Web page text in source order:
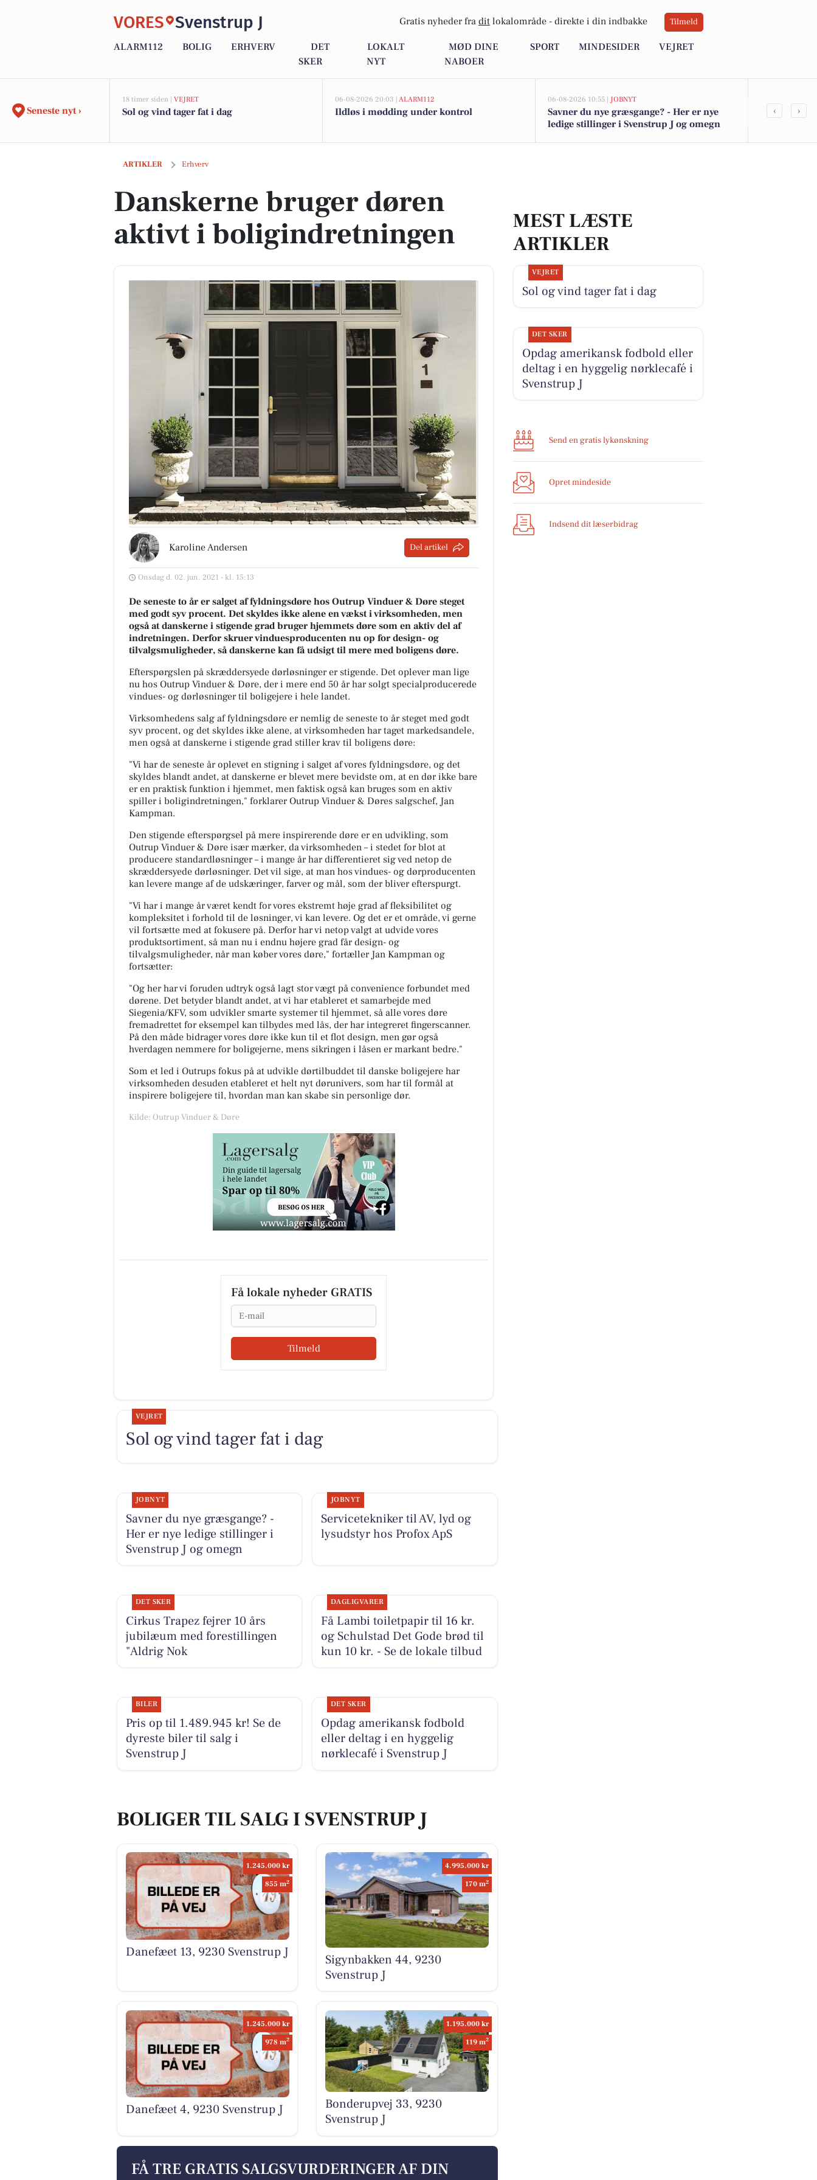
VORES Svenstrup J Gratis nyheder fra dit lokalområde - direkte i din indbakke Tilmeld
ALARM112 BOLIG ERHVERV
DET
SKER
LOKALT
NYT
MØD DINE
NABOER
SPORT MINDESIDER VEJRET
Seneste nyt ›
18 timer siden | VEJRET
Sol og vind tager fat i dag
06-08-2026 20:03 | ALARM112
Ildløs i mødding under kontrol
06-08-2026 10:55 | JOBNYT
Savner du nye græsgange? - Her er nye
ledige stillinger i Svenstrup J og omegn
‹ ›
ARTIKLER Erhverv
Danskerne bruger døren aktivt i boligindretningen
Danskerne bruger døren
aktivt i boligindretningen
Karoline Andersen Del artikel
Onsdag d. 02. jun. 2021 - kl. 15:13
De seneste to år er salget af fyldningsdøre hos Outrup Vinduer & Døre steget
med godt syv procent. Det skyldes ikke alene en vækst i virksomheden, men
også at danskerne i stigende grad bruger hjemmets døre som en aktiv del af
indretningen. Derfor skruer vinduesproducenten nu op for design- og
tilvalgsmuligheder, så danskerne kan få udsigt til mere med boligens døre.
Efterspørgslen på skræddersyede dørløsninger er stigende. Det oplever man lige
nu hos Outrup Vinduer & Døre, der i mere end 50 år har solgt specialproducerede
vindues- og dørløsninger til boligejere i hele landet.
Virksomhedens salg af fyldningsdøre er nemlig de seneste to år steget med godt
syv procent, og det skyldes ikke alene, at virksomheden har taget markedsandele,
men også at danskerne i stigende grad stiller krav til boligens døre:
"Vi har de seneste år oplevet en stigning i salget af vores fyldningsdøre, og det
skyldes blandt andet, at danskerne er blevet mere bevidste om, at en dør ikke bare
er en praktisk funktion i hjemmet, men faktisk også kan bruges som en aktiv
spiller i boligindretningen," forklarer Outrup Vinduer & Døres salgschef, Jan
Kampman.
Den stigende efterspørgsel på mere inspirerende døre er en udvikling, som
Outrup Vinduer & Døre især mærker, da virksomheden – i stedet for blot at
producere standardløsninger – i mange år har differentieret sig ved netop de
skræddersyede dørløsninger. Det vil sige, at man hos vindues- og dørproducenten
kan levere mange af de udskæringer, farver og mål, som der bliver efterspurgt.
"Vi har i mange år været kendt for vores ekstremt høje grad af fleksibilitet og
kompleksitet i forhold til de løsninger, vi kan levere. Og det er et område, vi gerne
vil fortsætte med at fokusere på. Derfor har vi netop valgt at udvide vores
produktsortiment, så man nu i endnu højere grad får design- og
tilvalgsmuligheder, når man køber vores døre," fortæller Jan Kampman og
fortsætter:
"Og her har vi foruden udtryk også lagt stor vægt på convenience forbundet med
dørene. Det betyder blandt andet, at vi har etableret et samarbejde med
Siegenia/KFV, som udvikler smarte systemer til hjemmet, så alle vores døre
fremadrettet for eksempel kan tilbydes med lås, der har integreret fingerscanner.
På den måde bidrager vores døre ikke kun til et flot design, men gør også
hverdagen nemmere for boligejerne, mens sikringen i låsen er markant bedre."
Som et led i Outrups fokus på at udvikle dørtilbuddet til danske boligejere har
virksomheden desuden etableret et helt nyt dørunivers, som har til formål at
inspirere boligejere til, hvordan man kan skabe sin personlige dør.
Kilde: Outrup Vinduer & Døre
Få lokale nyheder GRATIS
Email
Tilmeld
MEST LÆSTE
ARTIKLER
VEJRET
Sol og vind tager fat i dag
DET SKER
Opdag amerikansk fodbold eller
deltag i en hyggelig nørklecafé i
Svenstrup J
Send en gratis lykønskning
Opret mindeside
Indsend dit læserbidrag
VEJRET
Sol og vind tager fat i dag
JOBNYT
Savner du nye græsgange? -
Her er nye ledige stillinger i
Svenstrup J og omegn
JOBNYT
Servicetekniker til AV, lyd og
lysudstyr hos Profox ApS
DET SKER
Cirkus Trapez fejrer 10 års
jubilæum med forestillingen
"Aldrig Nok
DAGLIGVARER
Få Lambi toiletpapir til 16 kr.
og Schulstad Det Gode brød til
kun 10 kr. - Se de lokale tilbud
BILER
Pris op til 1.489.945 kr! Se de
dyreste biler til salg i
Svenstrup J
DET SKER
Opdag amerikansk fodbold
eller deltag i en hyggelig
nørklecafé i Svenstrup J
BOLIGER TIL SALG I SVENSTRUP J
1.245.000 kr
855 m2
Danefæet 13, 9230 Svenstrup J
4.995.000 kr
170 m2
Sigynbakken 44, 9230
Svenstrup J
1.245.000 kr
978 m2
Danefæet 4, 9230 Svenstrup J
1.195.000 kr
119 m2
Bonderupvej 33, 9230
Svenstrup J
FÅ TRE GRATIS SALGSVURDERINGER AF DIN